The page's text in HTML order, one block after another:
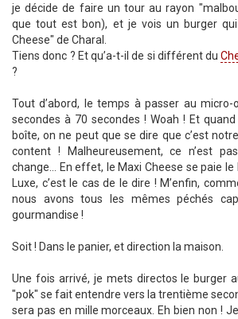
je décide de faire un tour au rayon
que tout est bon), et je vois un burger qui
Cheese" de Charal.
Tiens donc ? Et qu’a-t-il de si différent du
?
Tout d’abord, le temps à passer au micro-
secondes à 70 secondes ! Woah ! Et
boîte, on ne peut que se dire que c’est
content ! Malheureusement, ce n’est
change... En effet, le Maxi Cheese se paie le
Luxe, c’est le cas de le dire ! M’enfin,
nous avons tous les mêmes péchés
gourmandise !
Soit ! Dans le panier, et direction la maison.
Une fois arrivé, je mets directos le burger
"pok" se fait entendre vers la trentième
sera pas en mille morceaux. Eh bien non !